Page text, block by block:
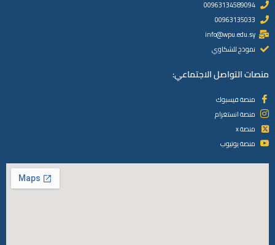
00963134589094
00963135033
info@wpu.edu.sy
نموذج للشكاوي
منصات التواصل الاجتماعي:
منصة فيسبوك
منصة انستغرام
منصة x
منصة يوتيوب